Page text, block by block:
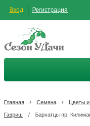
Вход Регистрация
Главная / Семена / Цветы и
Гавриш / Бархатцы пр.